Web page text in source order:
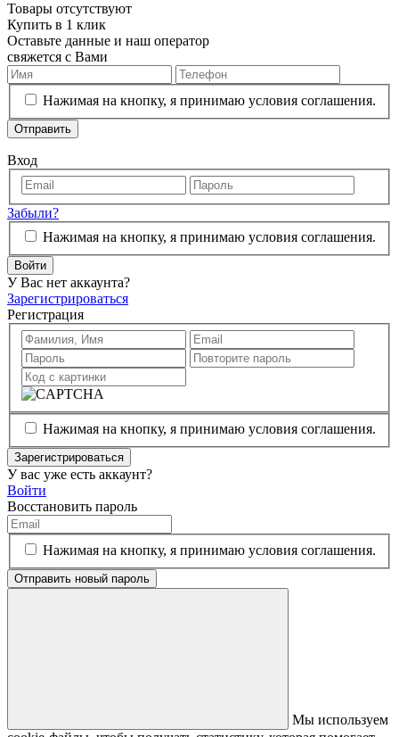
Товары отсутствуют
Купить в 1 клик
Оставьте данные и наш оператор
свяжется с Вами
Нажимая на кнопку, я принимаю условия соглашения.
Отправить
Вход
Забыли?
Нажимая на кнопку, я принимаю условия соглашения.
Войти
У Вас нет аккаунта?
Зарегистрироваться
Регистрация
Нажимая на кнопку, я принимаю условия соглашения.
Зарегистрироваться
У вас уже есть аккаунт?
Войти
Восстановить пароль
Нажимая на кнопку, я принимаю условия соглашения.
Отправить новый пароль
Мы используем